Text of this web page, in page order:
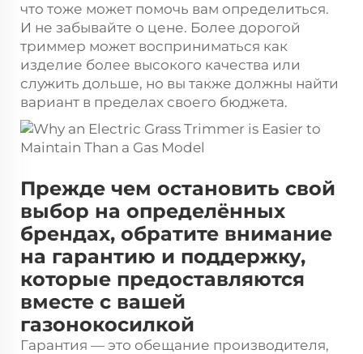
что тоже может помочь вам определиться.
И не забывайте о цене. Более дорогой
триммер может восприниматься как
изделие более высокого качества или
служить дольше, но вы также должны найти
вариант в пределах своего бюджета.
Прежде чем остановить свой
выбор на определённых
брендах, обратите внимание
на гарантию и поддержку,
которые предоставляются
вместе с вашей
газонокосилкой
Гарантия — это обещание производителя,